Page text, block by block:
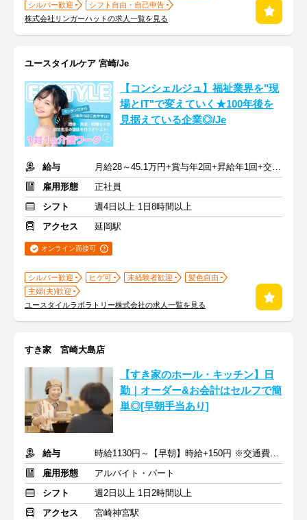
シルバー歓迎
シフト自由・自己申告
株式会社リンガーハットの求人一覧を見る
ユースタイルケア 宮崎/Je
【コンシェルジュ】福祉業界を"現
場とIT"で変えていく★100年後を
見据えている企業◎/Je
給与
月給28～45.1万円+賞与年2回+昇給年1回+交通費全額
雇用形態
正社員
シフト
週4日以上 1日8時間以上
アクセス
延岡駅
オンライン面接可
シルバー歓迎 ヒゲ可 未経験者歓迎
髪色自由
主婦(夫)歓迎
ユースタイルラボラトリー株式会社の求人一覧を見る
すき家 宮崎大島店
【すき家のホール・キッチン】日
勤｜オーダー&お会計はセルフで簡
単◎[早朝手当あり]
給与
時給1130円～【早朝】時給+150円 ※交通費支給
雇用形態
アルバイト・パート
シフト
週2日以上 1日2時間以上
アクセス
宮崎神宮駅